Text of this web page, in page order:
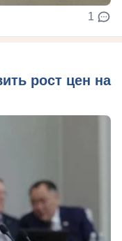
1
рост цен на